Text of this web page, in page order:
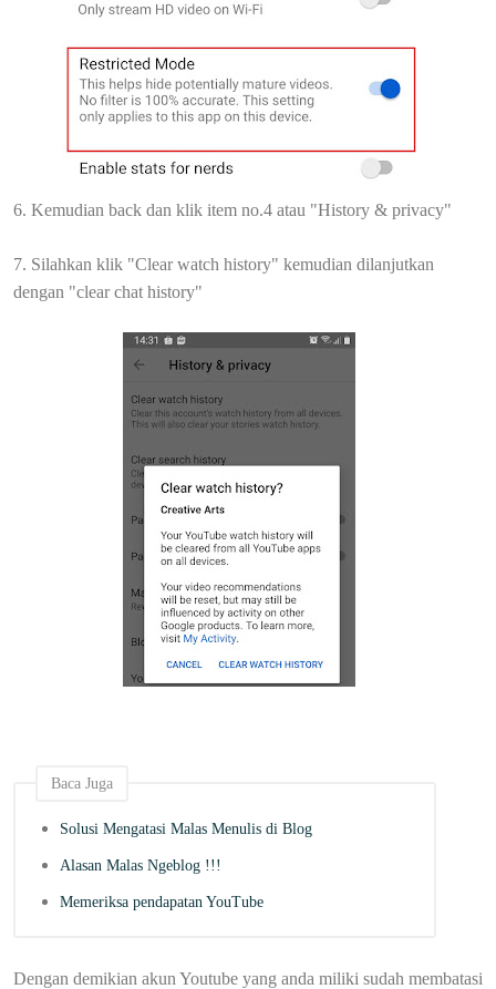
6. Kemudian back dan klik item no.4 atau "History & privacy"
7. Silahkan klik "Clear watch history" kemudian dilanjutkan
dengan "clear chat history"
Baca Juga
Solusi Mengatasi Malas Menulis di Blog
Alasan Malas Ngeblog !!!
Memeriksa pendapatan YouTube
Dengan demikian akun Youtube yang anda miliki sudah membatasi